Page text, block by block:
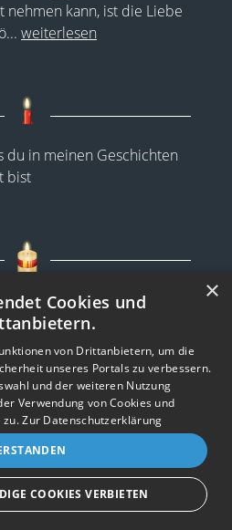
nehmen kann, ist die Liebe
... weiterlesen
du in meinen Geschichten
bist
dieser Tage..
du wirklich nie
Herz
weiterlesen
habe ich vieles verloren.
und das Erlebte mit
Datenschutz
AGB
I
m
A
c
e
s
Accessibility-Modus aktivieren
aktivieren
Gedenkportal erstellen
×
Cookies und
von Drittanbietern, um die
unseres Portals zu verbessern.
und der weiteren Nutzung
Verwendung von Cookies und
zu.Zur Datenschutzerklärung
COOKIES VERBIETEN